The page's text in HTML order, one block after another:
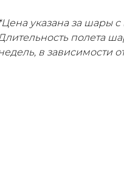
указана за шары
полета
в зависимости